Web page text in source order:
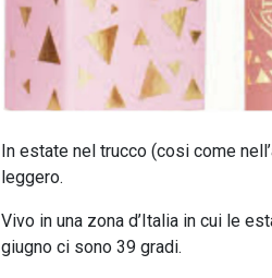
In estate nel trucco (cosi come
leggero.
Vivo in una zona d’Italia in cui le
giugno ci sono 39 gradi.